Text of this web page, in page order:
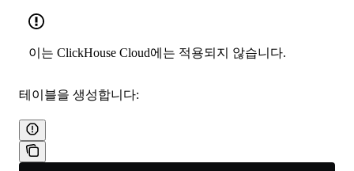
이는 ClickHouse Cloud에는 적용되지 않습니다.
테이블을 생성합니다: